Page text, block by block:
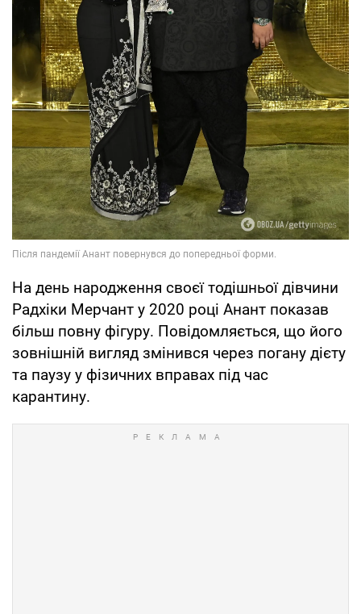
На день народження своєї тодішньої дівчини
Радхіки Мерчант у 2020 році Анант показав
більш повну фігуру. Повідомляється, що його
зовнішній вигляд змінився через погану дієту
та паузу у фізичних вправах під час
карантину.